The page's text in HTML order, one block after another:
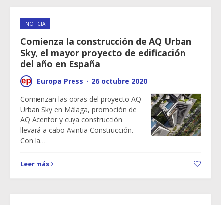
NOTICIA
Comienza la construcción de AQ Urban
Sky, el mayor proyecto de edificación
del año en España
Europa Press · 26 octubre 2020
Comienzan las obras del proyecto AQ
Urban Sky en Málaga, promoción de
AQ Acentor y cuya construcción
llevará a cabo Avintia Construcción.
Con la…
Leer más